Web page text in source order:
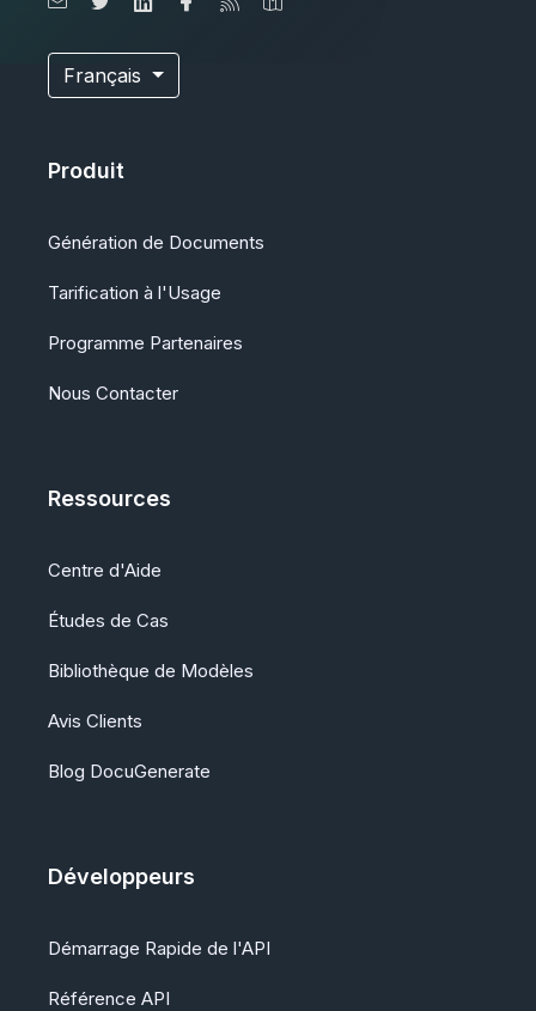
Français
Produit
Génération de Documents
Tarification à l'Usage
Programme Partenaires
Nous Contacter
Ressources
Centre d'Aide
Études de Cas
Bibliothèque de Modèles
Avis Clients
Blog DocuGenerate
Développeurs
Démarrage Rapide de l'API
Référence API